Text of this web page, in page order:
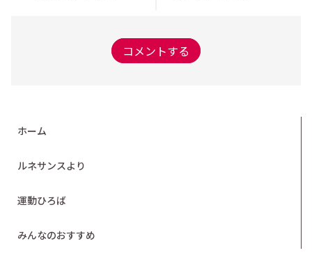
コメントする
ホーム
ルネサンスより
運動ひろば
みんなのおすすめ